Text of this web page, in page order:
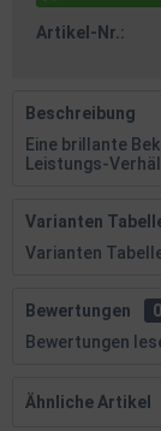
Artikel-Nr.:
Beschreibung
Eine brillante
Leistungs-
Varianten
Varianten
Bewertungen
0
Bewertungen
Ähnliche Artikel